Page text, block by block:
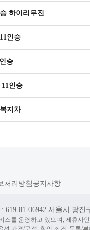
하이리무진
인승
승
인승
지차
처리방침 공지사항
81-06942 서울시 광진
스를 운영하고 있으며, 제휴사